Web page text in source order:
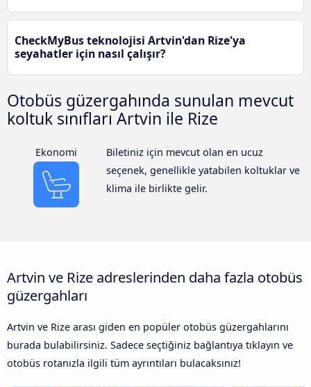
CheckMyBus teknolojisi Artvin'dan Rize'ya
seyahatler için nasıl çalışır?
Otobüs güzergahında sunulan mevcut
koltuk sınıfları Artvin ile Rize
Ekonomi
Biletiniz için mevcut olan en ucuz
seçenek, genellikle yatabilen koltuklar ve
klima ile birlikte gelir.
Artvin ve Rize adreslerinden daha fazla otobüs
güzergahları
Artvin ve Rize arası giden en popüler otobüs güzergahlarını
burada bulabilirsiniz. Sadece seçtiğiniz bağlantıya tıklayın ve
otobüs rotanızla ilgili tüm ayrıntıları bulacaksınız!